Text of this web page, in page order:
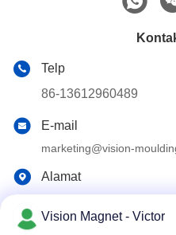
Telp
86-13612960489
E-mail
marketing@vision-
Alamat
Kota Fenggang, Kota
523702 Cina
Vision Magnet - Victor